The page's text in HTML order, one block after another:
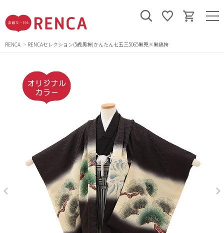
RENCA RENCAセレクション(5歳男袴)かんたん七五三5065黒兜×黒縞袴